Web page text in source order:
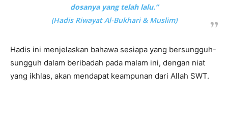
dosanya yang telah lalu.”
(Hadis Riwayat Al-Bukhari & Muslim)
Hadis ini menjelaskan bahawa sesiapa yang bersungguh-
sungguh dalam beribadah pada malam ini, dengan niat
yang ikhlas, akan mendapat keampunan dari Allah SWT.